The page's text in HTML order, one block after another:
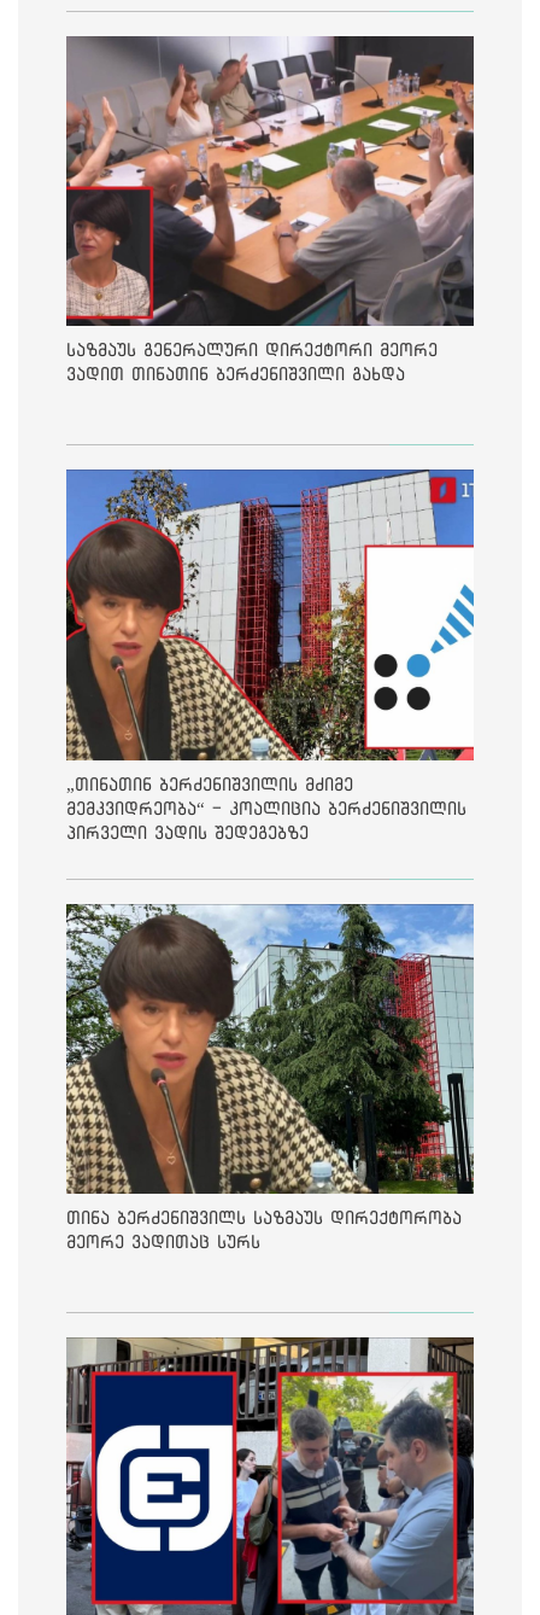
საზმაუს გენერალური დირექტორი მეორე
ვადით თინათინ ბერძენიშვილი გახდა
„თინათინ ბერძენიშვილის მძიმე
მემკვიდრეობა“ - კოალიცია ბერძენიშვილის
პირველი ვადის შედეგებზე
თინა ბერძენიშვილს საზმაუს დირექტორობა
მეორე ვადითაც სურს